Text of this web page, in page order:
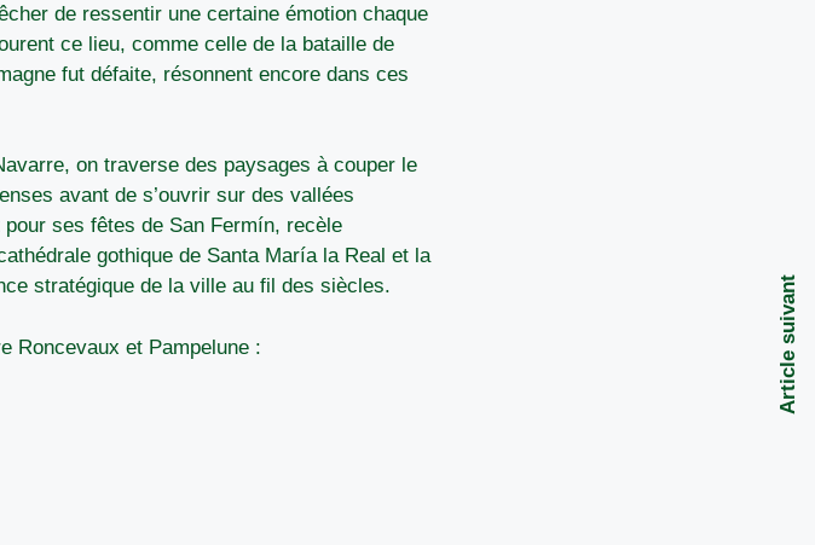
de ressentir une certaine émotion chaque
ce lieu, comme celle de la bataille de
fut défaite, résonnent encore dans ces
on traverse des paysages à couper le
avant de s’ouvrir sur des vallées
ses fêtes de San Fermín, recèle
gothique de Santa María la Real et la
stratégique de la ville au fil des siècles.
Roncevaux et Pampelune : Article suivant